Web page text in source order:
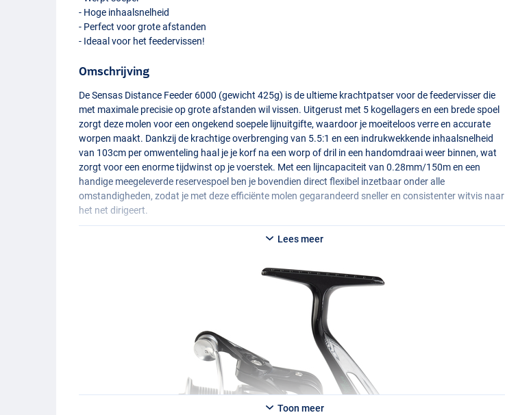
- Hoge inhaalsnelheid
- Perfect voor grote afstanden
- Ideaal voor het feedervissen!
Omschrijving
De Sensas Distance Feeder 6000 (gewicht 425g) is de ultieme krachtpatser voor de feedervisser die
met maximale precisie op grote afstanden wil vissen. Uitgerust met 5 kogellagers en een brede spoel
zorgt deze molen voor een ongekend soepele lijnuitgifte, waardoor je moeiteloos verre en accurate
worpen maakt. Dankzij de krachtige overbrenging van 5.5:1 en een indrukwekkende inhaalsnelheid
van 103cm per omwenteling haal je je korf na een worp of dril in een handomdraai weer binnen, wat
zorgt voor een enorme tijdwinst op je voerstek. Met een lijncapaciteit van 0.28mm/150m en een
handige meegeleverde reservespoel ben je bovendien direct flexibel inzetbaar onder alle
omstandigheden, zodat je met deze efficiënte molen gegarandeerd sneller en consistenter witvis naar
het net dirigeert.
Lees meer
Toon meer